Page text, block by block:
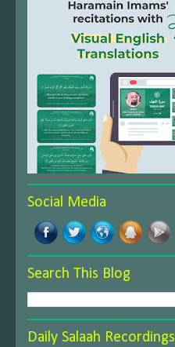
Social Media
Search This Blog
Daily Salaah Recordings